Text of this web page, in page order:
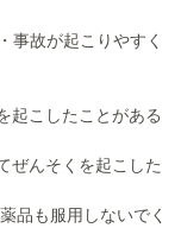
事故が起こりやすく
起こしたことがある
ぜんそくを起こした
品も服用しないでく